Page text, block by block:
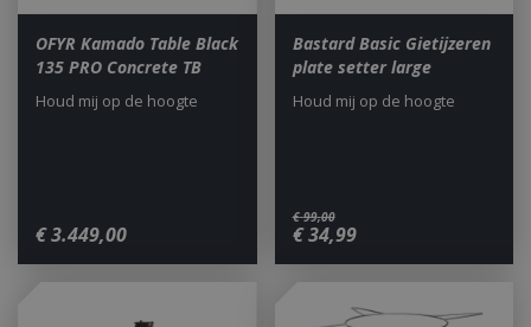
OFYR Kamado Table Black
135 PRO Concrete TB
€3.449,00
Houd mij op de hoogte
Bastard Basic Gietijzeren
plate setter large
€ 99,00
€ 34,99
Houd mij op de hoogte